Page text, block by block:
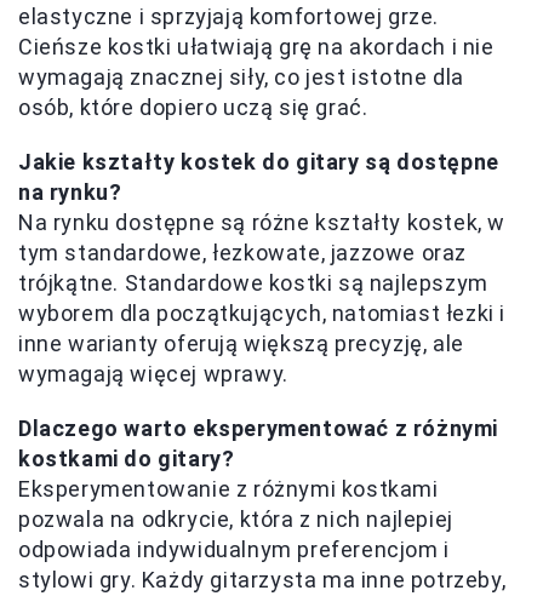
elastyczne i sprzyjają komfortowej grze.
Cieńsze kostki ułatwiają grę na akordach i nie
wymagają znacznej siły, co jest istotne dla
osób, które dopiero uczą się grać.
Jakie kształty kostek do gitary są dostępne
na rynku?
Na rynku dostępne są różne kształty kostek, w
tym standardowe, łezkowate, jazzowe oraz
trójkątne. Standardowe kostki są najlepszym
wyborem dla początkujących, natomiast łezki i
inne warianty oferują większą precyzję, ale
wymagają więcej wprawy.
Dlaczego warto eksperymentować z różnymi
kostkami do gitary?
Eksperymentowanie z różnymi kostkami
pozwala na odkrycie, która z nich najlepiej
odpowiada indywidualnym preferencjom i
stylowi gry. Każdy gitarzysta ma inne potrzeby,